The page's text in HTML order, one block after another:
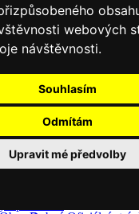
webových
návštěvnosti.
Souhlasím
Odmítám
Upravit mé předvolby